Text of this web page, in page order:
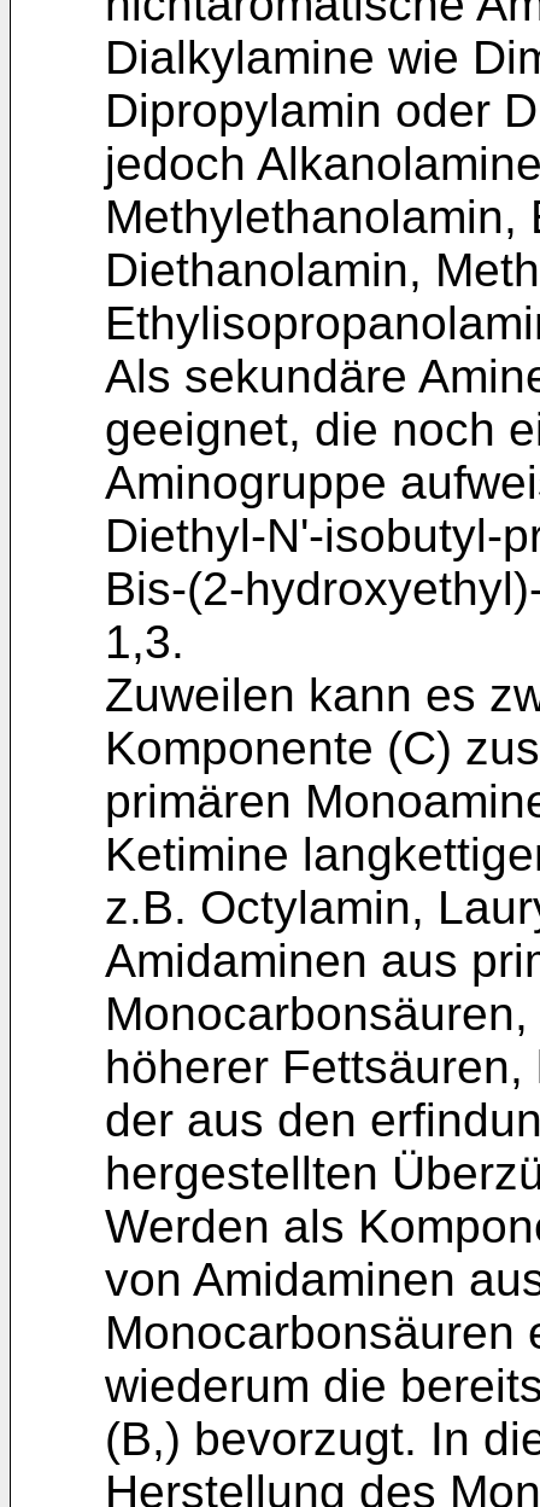
Dialkylamine wie
Dipropylamin oder
jedoch
Methylethanolamin,
Diethanolamin,
Als sekundäre
geeignet, die noch
Aminogruppe
Diethyl-N'-isobutyl-
Bis-(2-
1,3.
Zuweilen kann es
Komponente (C)
primären
Ketimine
z.B. Octylamin,
Amidaminen aus
höherer
der aus den
hergestellten
Werden als
von Amidaminen
Monocarbonsäuren
wiederum die
(B,) bevorzugt. In
Herstellung des